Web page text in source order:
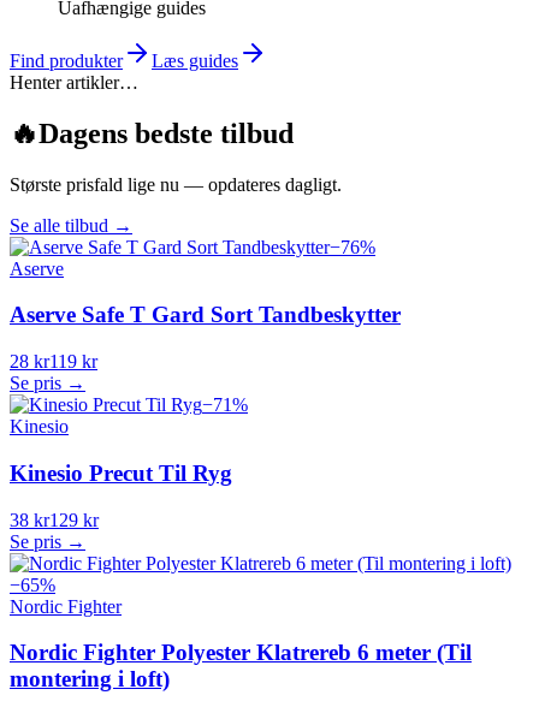
Uafhængige guides
Find produkter
Læs guides
Henter artikler…
🔥Dagens bedste tilbud
Største prisfald lige nu — opdateres dagligt.
Se alle tilbud →
−76%
Aserve
Aserve Safe T Gard Sort Tandbeskytter
28 kr119 kr
Se pris →
−71%
Kinesio
Kinesio Precut Til Ryg
38 kr129 kr
Se pris →
−65%
Nordic Fighter
Nordic Fighter Polyester Klatrereb 6 meter (Til
montering i loft)